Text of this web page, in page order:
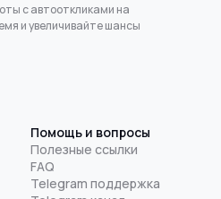
с автооткликами на
и увеличивайте шансы
Помощь и вопросы
Полезные ссылки
FAQ
Telegram поддержка